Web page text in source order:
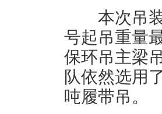
本次吊装
号起吊重量
保环吊主梁
队依然选用
吨履带吊。